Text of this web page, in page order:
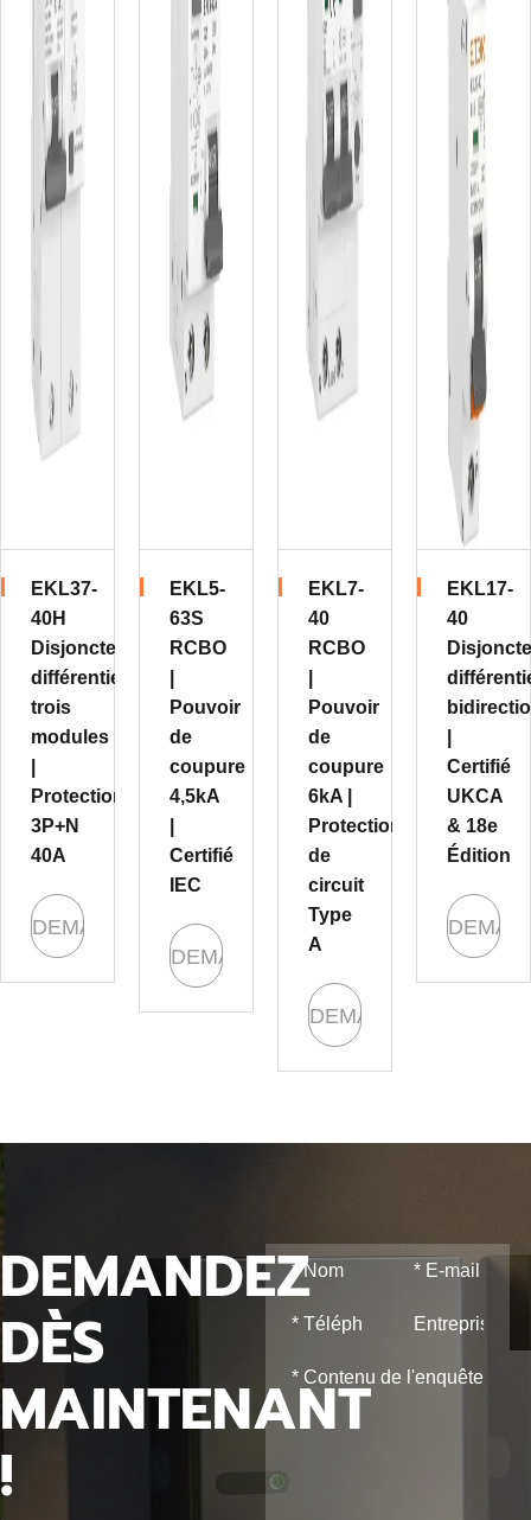
EKL37-
40H
Disjoncteur
différentiel
trois
modules
|
Protection
3P+N
40A
DEMANDE
EKL5-
63S
RCBO
|
Pouvoir
de
coupure
4,5kA
|
Certifié
IEC
DEMANDE
EKL7-
40
RCBO
|
Pouvoir
de
coupure
6kA |
Protection
de
circuit
Type
A
DEMANDE
EKL17-
40
|
Certifié
UKCA
& 18e
Édition
DEMANDEZ
DÈS
MAINTENANT
!